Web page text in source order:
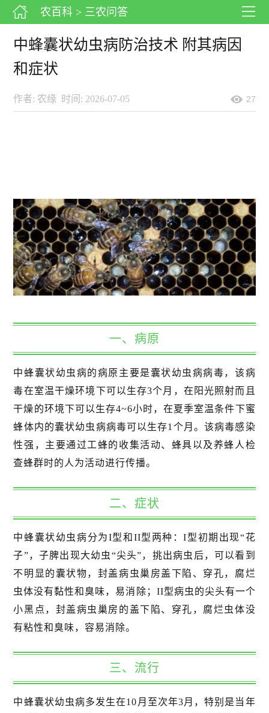
农百科 > 三农问答
中蜂囊状幼虫病防治技术 附其病因
和症状
作者: 农缘 时间: 2026-07-05 27
一、病原
中蜂囊状幼虫病的病原主要是囊状幼虫病病毒，该病
毒在室温干燥环境下可以生存3个月，在阳光照射而且
干燥的环境下可以生存4~6小时，在夏季室温条件下蜜
蜂体内的囊状幼虫病病毒可以生存1个月。该病毒感染
性强，主要通过工蜂的收集活动、蜂具以及养蜂人检
查蜂群时的人为活动进行传播。
二、症状
中蜂囊状幼虫病分为I型和II型两种：I型初期出现“花
子”，子脾出现大幼虫“尖头”，挑出病虫后，可以看到
不明显的囊状物，封盖病虫巢房盖下陷、穿孔，腐烂
虫体没有黏性和臭味，易消除；II型病虫的尖头有一个
小黑点，封盖病虫巢房的盖下陷、穿孔，腐烂虫体没
有粘性和臭味，容易消除。
三、流行
中蜂囊状幼虫病多发生在10月至次年3月，特别是当年